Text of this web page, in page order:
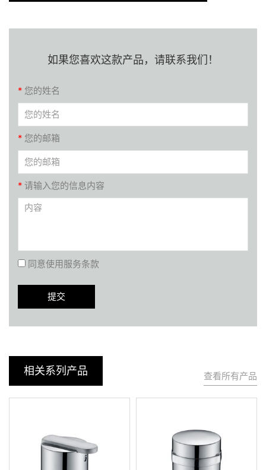
如果您喜欢这款产品，请联系我们！
* 您的姓名
* 您的邮箱
* 请输入您的信息内容
同意使用服务条款
相关系列产品 查看所有产品